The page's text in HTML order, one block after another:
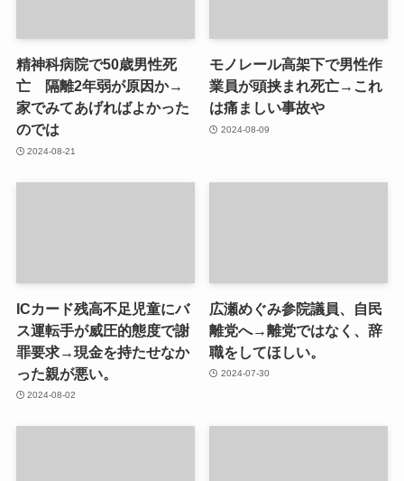
精神科病院で50歳男性死
亡 隔離2年弱が原因か→
家でみてあげればよかった
のでは
2024-08-21
モノレール高架下で男性作
業員が頭挟まれ死亡→これ
は痛ましい事故や
2024-08-09
ICカード残高不足児童にバ
ス運転手が威圧的態度で謝
罪要求→現金を持たせなか
った親が悪い。
2024-08-02
広瀬めぐみ参院議員、自民
離党へ→離党ではなく、辞
職をしてほしい。
2024-07-30